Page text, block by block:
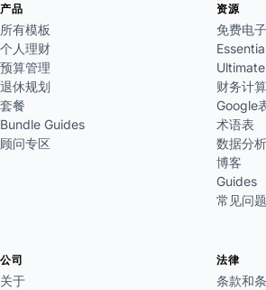
产品
所有模板
个人理财
预算管理
退休规划
套餐
Bundle Guides
顾问专区
资源
免费电
财务计
Google
术语表
数据分析
博客
Guides
常见问题
公司
关于
法律
条款和